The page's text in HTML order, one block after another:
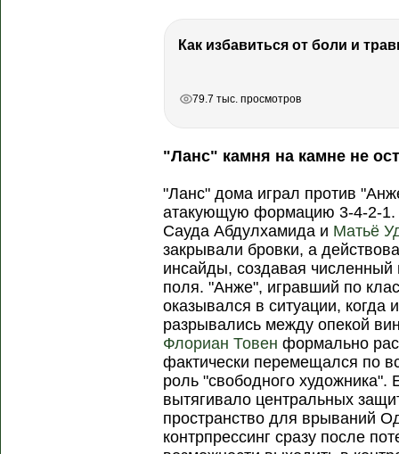
Как избавиться от боли и
79.7 тыс. просмотров
"Ланс" камня на камне не
"Ланс" дома играл против
атакующую формацию 3-4-2-1.
Сауда Абдулхамида и Матьё
закрывали бровки, а
инсайды, создавая
поля. "Анже", игравший по
оказывался в ситуации, когда
разрывались между опекой
Флориан Товен формально
фактически перемещался по
роль "свободного художника".
вытягивало центральных
пространство для врываний
контрпрессинг сразу после